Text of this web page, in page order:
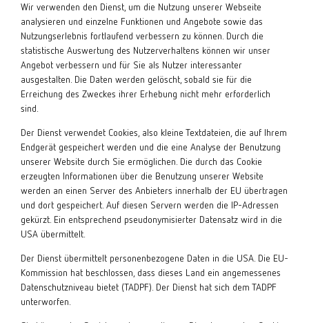
Wir verwenden den Dienst, um die Nutzung unserer Webseite
analysieren und einzelne Funktionen und Angebote sowie das
Nutzungserlebnis fortlaufend verbessern zu können. Durch die
statistische Auswertung des Nutzerverhaltens können wir unser
Angebot verbessern und für Sie als Nutzer interessanter
ausgestalten. Die Daten werden gelöscht, sobald sie für die
Erreichung des Zweckes ihrer Erhebung nicht mehr erforderlich
sind.
Der Dienst verwendet Cookies, also kleine Textdateien, die auf Ihrem
Endgerät gespeichert werden und die eine Analyse der Benutzung
unserer Website durch Sie ermöglichen. Die durch das Cookie
erzeugten Informationen über die Benutzung unserer Website
werden an einen Server des Anbieters innerhalb der EU übertragen
und dort gespeichert. Auf diesen Servern werden die IP-Adressen
gekürzt. Ein entsprechend pseudonymisierter Datensatz wird in die
USA übermittelt.
Der Dienst übermittelt personenbezogene Daten in die USA. Die EU-
Kommission hat beschlossen, dass dieses Land ein angemessenes
Datenschutzniveau bietet (TADPF). Der Dienst hat sich dem TADPF
unterworfen.